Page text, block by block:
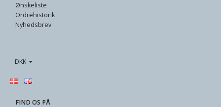
Ønskeliste
Ordrehistorik
Nyhedsbrev
DKK
FIND OS PÅ